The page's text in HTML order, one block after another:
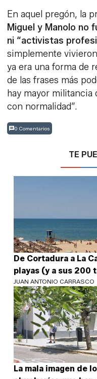
En aquel pregón, la
Miguel y Manolo no
ni “activistas
simplemente
ya era una forma de
de las frases más
hay mayor
con normalidad”.
0 Comentarios
TE
De Cortadura a La
playas (y a sus 200
JUAN ANTONIO CARRASCO
La mala imagen de